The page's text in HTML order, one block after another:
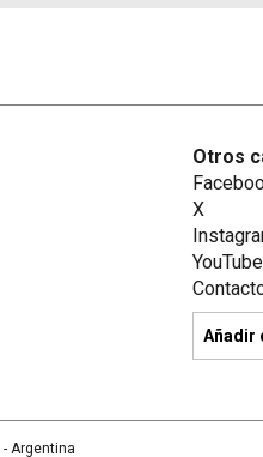
Otros
X
YouTube
Añadir
- Argentina